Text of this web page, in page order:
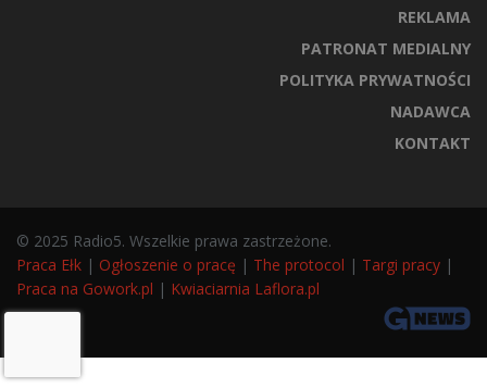
REKLAMA
PATRONAT MEDIALNY
POLITYKA PRYWATNOŚCI
NADAWCA
KONTAKT
© 2025 Radio5. Wszelkie prawa zastrzeżone.
Praca Ełk | Ogłoszenie o pracę | The protocol | Targi pracy |
Praca na Gowork.pl | Kwiaciarnia Laflora.pl